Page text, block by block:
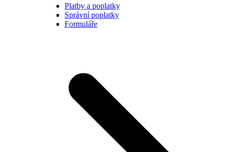
Platby a poplatky
Správní poplatky
Formuláře